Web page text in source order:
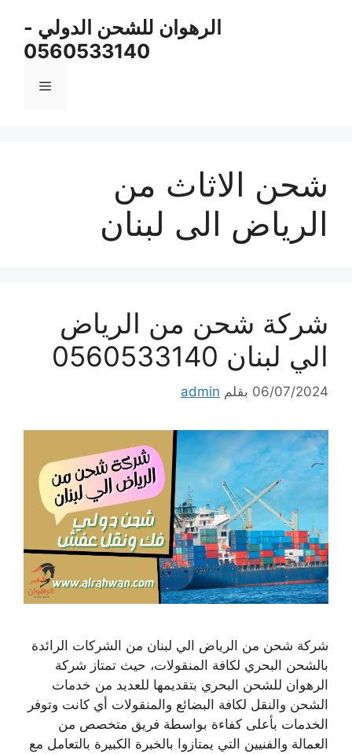
الرهوان للشحن الدولي -
0560533140
القائمة
شحن الاثاث من
الرياض الى لبنان
شركة شحن من الرياض
الي لبنان 0560533140
06/07/2024 بقلم admin
شركة شحن من الرياض الي لبنان من الشركات الرائدة
بالشحن البحري لكافة المنقولات، حيث تمتاز شركة
الرهوان للشحن البحري بتقديمها للعديد من خدمات
الشحن والنقل لكافة البضائع والمنقولات أي كانت وتوفر
الخدمات بأعلى كفاءة بواسطة فريق متخصص من
العمالة والفنيين التي يمتازوا بالخبرة الكبيرة بالتعامل مع